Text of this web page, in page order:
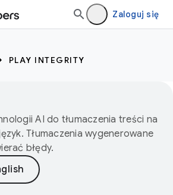
Zaloguj się
PLAY INTEGRITY
AI do tłumaczenia treści na
Tłumaczenia wygenerowane
błędy.